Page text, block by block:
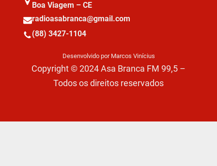
Boa Viagem – CE
radioasabranca@gmail.com
(88) 3427-1104
Desenvolvido por Marcos Vinícius
Copyright © 2024 Asa Branca FM 99,5 –
Todos os direitos reservados